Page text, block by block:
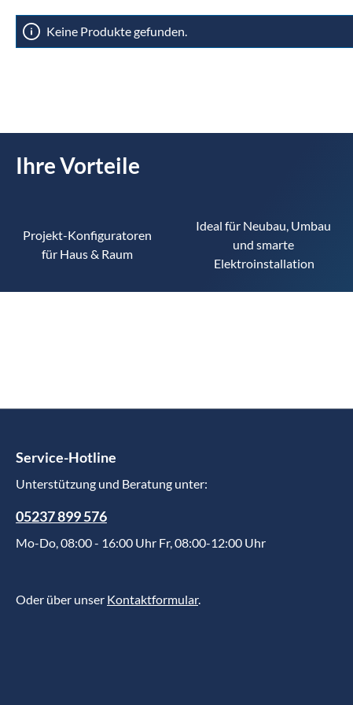
Keine Produkte gefunden.
Ihre Vorteile
Projekt-Konfiguratoren
für Haus & Raum
Ideal für Neubau, Umbau
und smarte
Elektroinstallation
Service-Hotline
Unterstützung und Beratung unter:
05237 899 576
Mo-Do, 08:00 - 16:00 Uhr Fr, 08:00-12:00 Uhr
Oder über unser Kontaktformular.